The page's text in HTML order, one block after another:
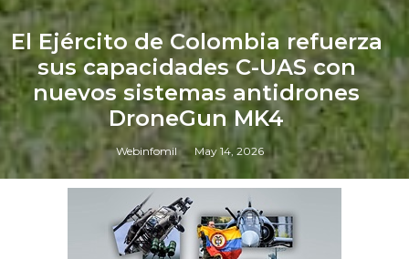
El Ejército de Colombia refuerza
sus capacidades C-UAS con
nuevos sistemas antidrones
DroneGun MK4
Webinfomil May 14, 2026